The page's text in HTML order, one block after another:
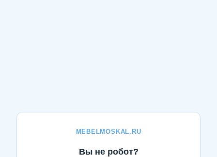
MEBELMOSKAL.RU
Вы не робот?